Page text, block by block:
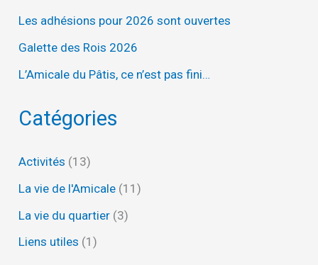
Les adhésions pour 2026 sont ouvertes
Galette des Rois 2026
L’Amicale du Pâtis, ce n’est pas fini…
Catégories
Activités (13)
La vie de l'Amicale (11)
La vie du quartier (3)
Liens utiles (1)